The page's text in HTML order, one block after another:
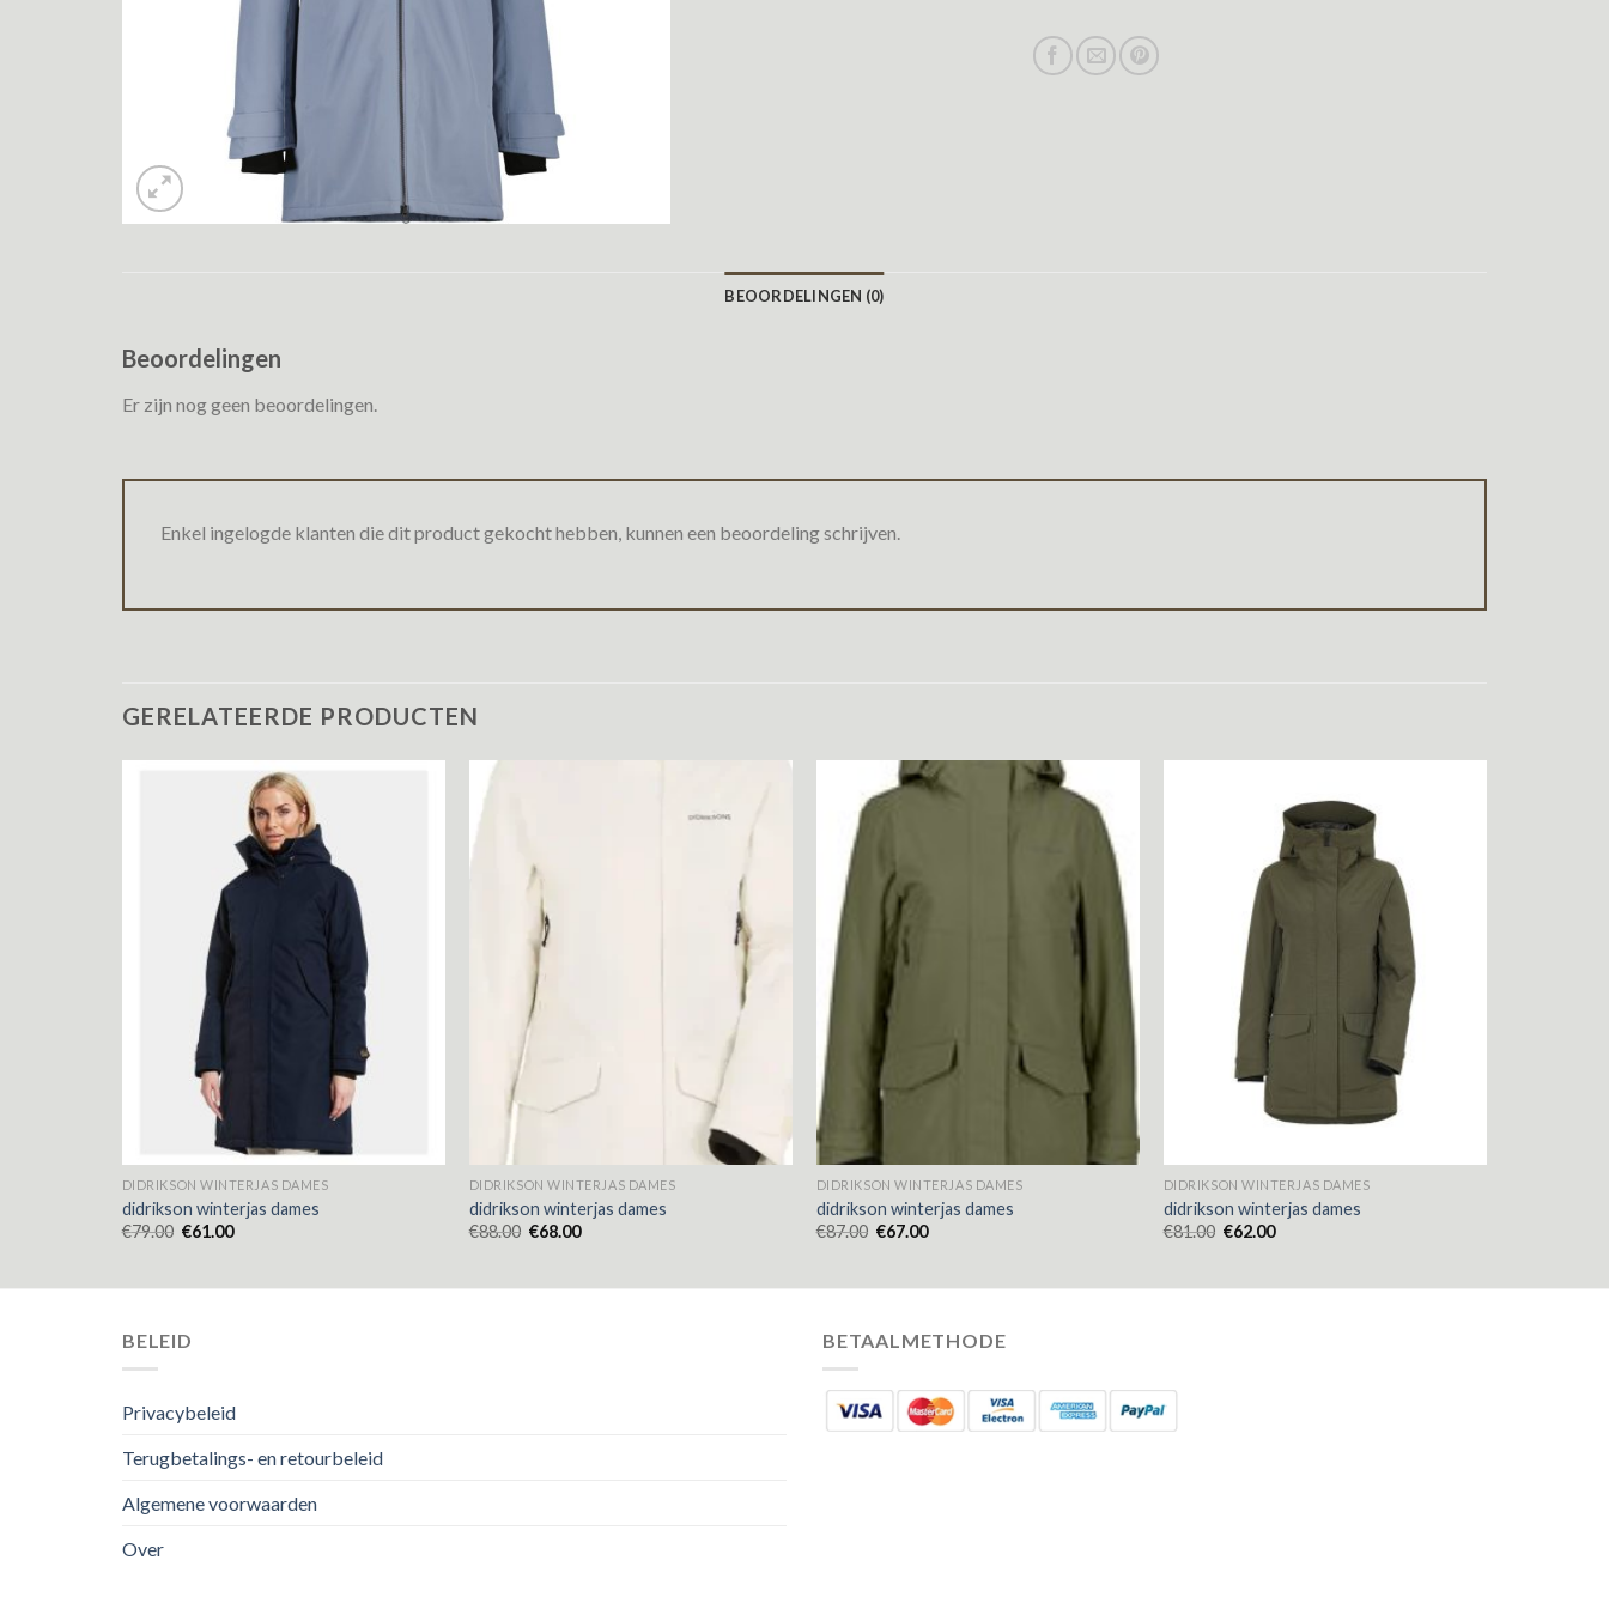
BEOORDELINGEN (0)
Beoordelingen
Er zijn nog geen beoordelingen.
Enkel ingelogde klanten die dit product gekocht hebben, kunnen een beoordeling schrijven.
GERELATEERDE PRODUCTEN
DIDRIKSON WINTERJAS DAMES
didrikson winterjas dames
€79.00 €61.00
DIDRIKSON WINTERJAS DAMES
didrikson winterjas dames
€88.00 €68.00
DIDRIKSON WINTERJAS DAMES
didrikson winterjas dames
€87.00 €67.00
DIDRIKSON WINTERJAS DAMES
didrikson winterjas dames
€81.00 €62.00
BELEID
Privacybeleid
Terugbetalings- en retourbeleid
Algemene voorwaarden
Over
BETAALMETHODE